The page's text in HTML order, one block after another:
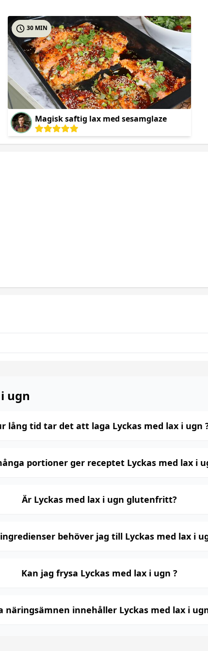
Magisk saftig lax med sesamglaze
30 MIN
ugn
lång tid tar det att laga Lyckas med lax i ugn
portioner ger receptet Lyckas med lax i
Är Lyckas med lax i ugn glutenfritt?
behöver jag till Lyckas med lax i
Kan jag frysa Lyckas med lax i ugn ?
näringsämnen innehåller Lyckas med lax i